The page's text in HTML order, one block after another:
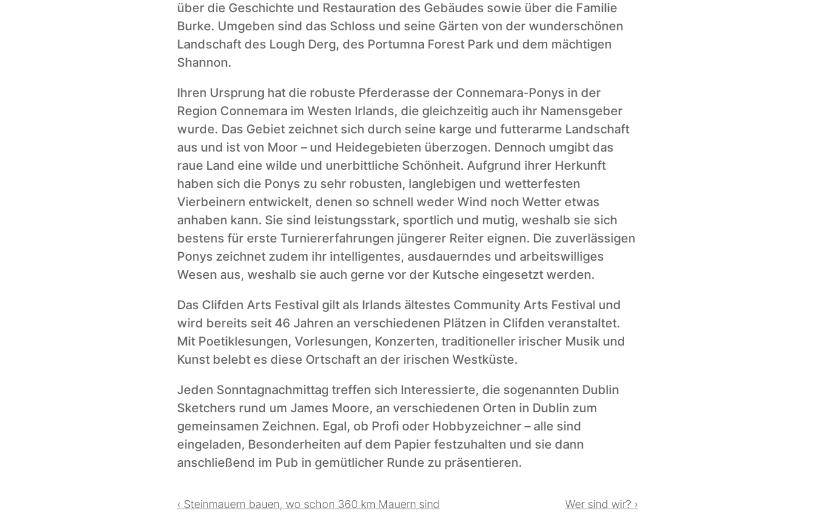
über die Geschichte und Restauration des Gebäudes sowie über die Familie
Burke. Umgeben sind das Schloss und seine Gärten von der wunderschönen
Landschaft des Lough Derg, des Portumna Forest Park und dem mächtigen
Shannon.
Ihren Ursprung hat die robuste Pferderasse der Connemara-Ponys in der
Region Connemara im Westen Irlands, die gleichzeitig auch ihr Namensgeber
wurde. Das Gebiet zeichnet sich durch seine karge und futterarme Landschaft
aus und ist von Moor – und Heidegebieten überzogen. Dennoch umgibt das
raue Land eine wilde und unerbittliche Schönheit. Aufgrund ihrer Herkunft
haben sich die Ponys zu sehr robusten, langlebigen und wetterfesten
Vierbeinern entwickelt, denen so schnell weder Wind noch Wetter etwas
anhaben kann. Sie sind leistungsstark, sportlich und mutig, weshalb sie sich
bestens für erste Turniererfahrungen jüngerer Reiter eignen. Die zuverlässigen
Ponys zeichnet zudem ihr intelligentes, ausdauerndes und arbeitswilliges
Wesen aus, weshalb sie auch gerne vor der Kutsche eingesetzt werden.
Das Clifden Arts Festival gilt als Irlands ältestes Community Arts Festival und
wird bereits seit 46 Jahren an verschiedenen Plätzen in Clifden veranstaltet.
Mit Poetiklesungen, Vorlesungen, Konzerten, traditioneller irischer Musik und
Kunst belebt es diese Ortschaft an der irischen Westküste.
Jeden Sonntagnachmittag treffen sich Interessierte, die sogenannten Dublin
Sketchers rund um James Moore, an verschiedenen Orten in Dublin zum
gemeinsamen Zeichnen. Egal, ob Profi oder Hobbyzeichner – alle sind
eingeladen, Besonderheiten auf dem Papier festzuhalten und sie dann
anschließend im Pub in gemütlicher Runde zu präsentieren.
‹ Steinmauern bauen, wo schon 360 km Mauern sind Wer sind wir? ›